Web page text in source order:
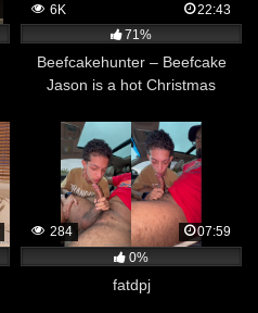
6K
22:43
71%
Beefcakehunter – Beefcake
Jason is a hot Christmas
284
07:59
0%
fatdpj